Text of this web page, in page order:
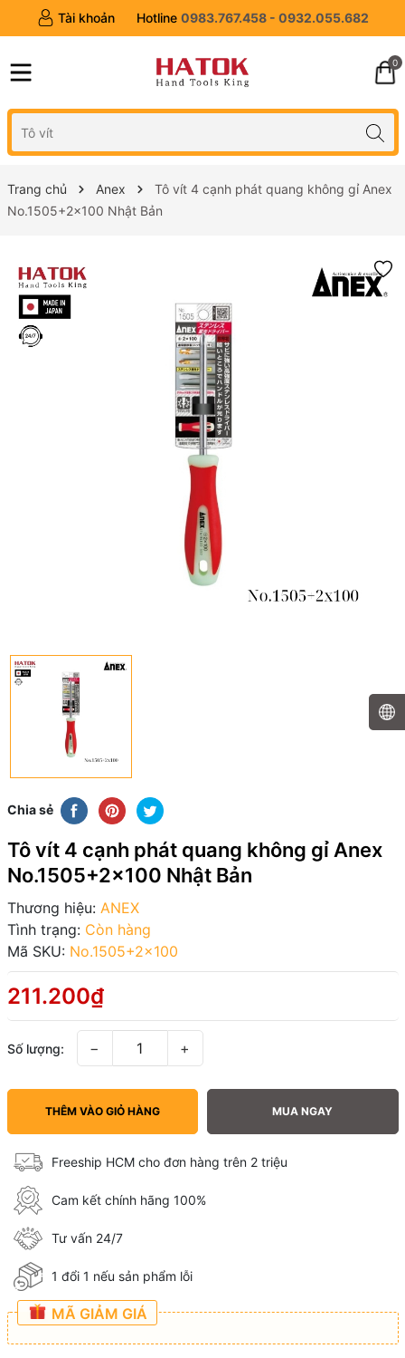
Tài khoản Hotline 0983.767.458 - 0932.055.682
0
Trang chủ Anex
Tô vít 4 cạnh phát quang không gỉ Anex
No.1505+2x100 Nhật Bản
Chia sẻ
Tô vít 4 cạnh phát quang không gỉ Anex
No.1505+2x100 Nhật Bản
Thương hiệu: ANEX
Tình trạng: Còn hàng
Mã SKU: No.1505+2x100
211.200₫
Số lượng: − +
THÊM VÀO GIỎ HÀNG MUA NGAY
Freeship HCM cho đơn hàng trên 2 triệu
Cam kết chính hãng 100%
Tư vấn 24/7
1 đổi 1 nếu sản phẩm lỗi
MÃ GIẢM GIÁ